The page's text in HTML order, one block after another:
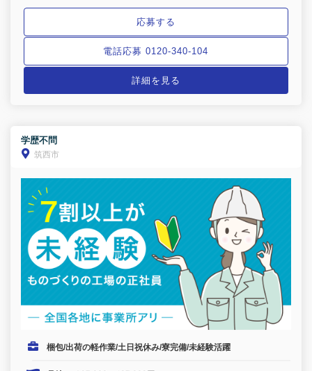
応募する
電話応募 0120-340-104
詳細を見る
学歴不問
筑西市
梱包/出荷の軽作業/土日祝休み/寮完備/未経験活躍